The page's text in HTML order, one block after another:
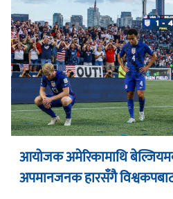
आयोजक अमेरिकामाथि
अपमानजनक हारसँगै